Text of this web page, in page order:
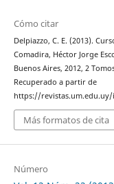
Cómo citar
Delpiazzo, C. E. (2013).
Comadira, Héctor Jorge
Buenos Aires, 2012, 2
Recuperado a partir de
https://
Más formatos de cita
Número